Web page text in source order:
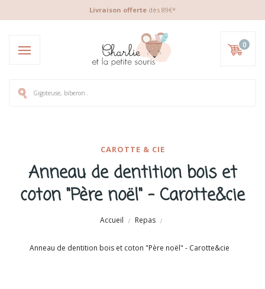
Livraison offerte dès 89€*
0
CAROTTE & CIE
Anneau de dentition bois et
coton "Père noël" - Carotte&cie
Accueil Repas
Anneau de dentition bois et coton "Père noël" - Carotte&cie